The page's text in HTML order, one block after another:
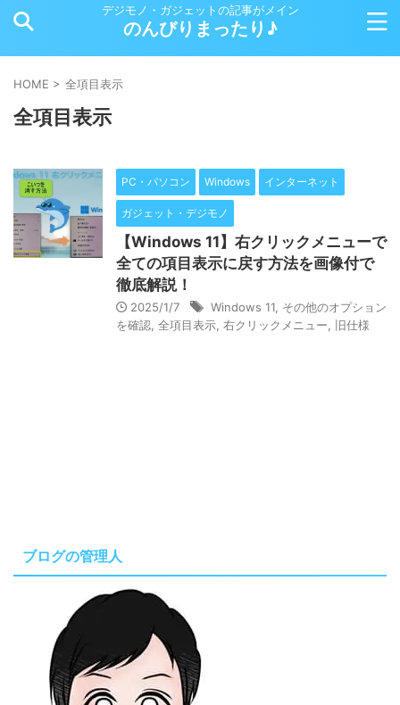
デジモノ・ガジェットの記事がメイン
のんびりまったり♪
HOME > 全項目表示
全項目表示
PC・パソコン Windows インターネット
ガジェット・デジモノ
【Windows 11】右クリックメニューで
全ての項目表示に戻す方法を画像付で
徹底解説！
2025/1/7 Windows 11 その他のオプション
を確認 全項目表示 右クリックメニュー 旧仕様
ブログの管理人